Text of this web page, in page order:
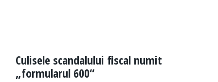
Culisele scandalului fiscal numit
„formularul 600“